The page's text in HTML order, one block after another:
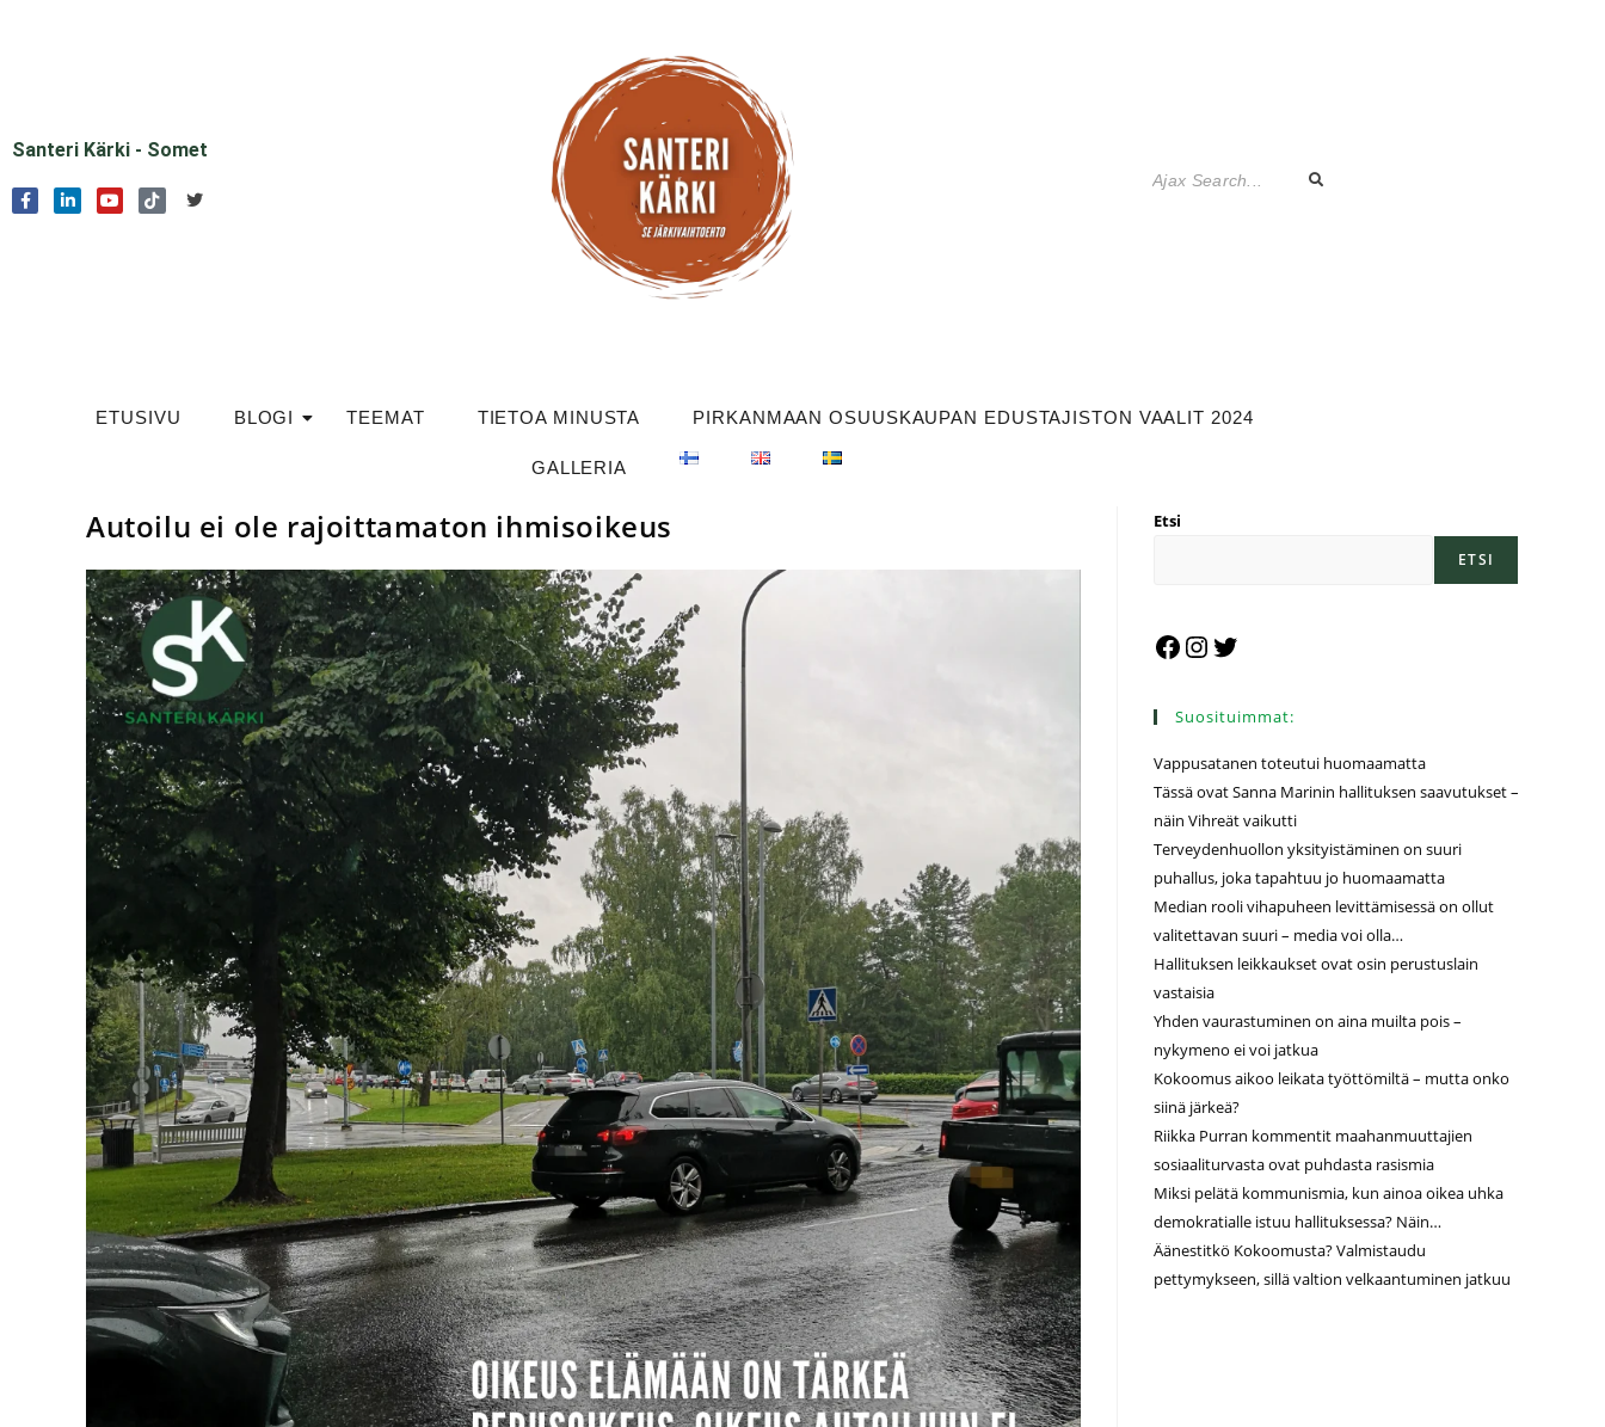
Santeri Kärki - Somet
ETUSIVU BLOGI TEEMAT TIETOA MINUSTA PIRKANMAAN OSUUSKAUPAN EDUSTAJISTON VAALIT 2024
GALLERIA
Autoilu ei ole rajoittamaton ihmisoikeus Etsi
ETSI
Suosituimmat:
Vappusatanen toteutui huomaamatta
Tässä ovat Sanna Marinin hallituksen saavutukset –
näin Vihreät vaikutti
Terveydenhuollon yksityistäminen on suuri
puhallus, joka tapahtuu jo huomaamatta
Median rooli vihapuheen levittämisessä on ollut
valitettavan suuri – media voi olla…
Hallituksen leikkaukset ovat osin perustuslain
vastaisia
Yhden vaurastuminen on aina muilta pois –
nykymeno ei voi jatkua
Kokoomus aikoo leikata työttömiltä – mutta onko
siinä järkeä?
Riikka Purran kommentit maahanmuuttajien
sosiaaliturvasta ovat puhdasta rasismia
Miksi pelätä kommunismia, kun ainoa oikea uhka
demokratialle istuu hallituksessa? Näin…
Äänestitkö Kokoomusta? Valmistaudu
pettymykseen, sillä valtion velkaantuminen jatkuu